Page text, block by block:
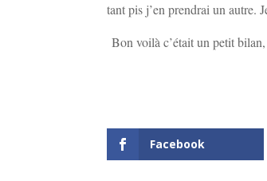
tant pis j’en prendrai un autre.
Bon voilà c’était un petit
Facebook